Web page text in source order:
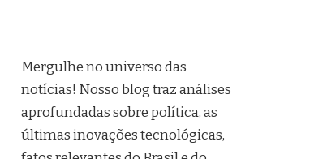
Mergulhe no universo das
notícias! Nosso blog traz análises
aprofundadas sobre política, as
últimas inovações tecnológicas,